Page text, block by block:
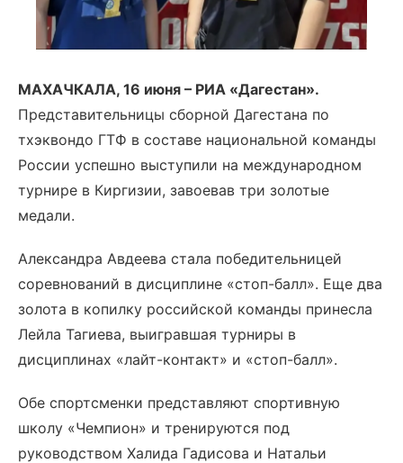
МАХАЧКАЛА, 16 июня – РИА «Дагестан».
Представительницы сборной Дагестана по
тхэквондо ГТФ в составе национальной команды
России успешно выступили на международном
турнире в Киргизии, завоевав три золотые
медали.
Александра Авдеева стала победительницей
соревнований в дисциплине «стоп-балл». Еще два
золота в копилку российской команды принесла
Лейла Тагиева, выигравшая турниры в
дисциплинах «лайт-контакт» и «стоп-балл».
Обе спортсменки представляют спортивную
школу «Чемпион» и тренируются под
руководством Халида Гадисова и Натальи